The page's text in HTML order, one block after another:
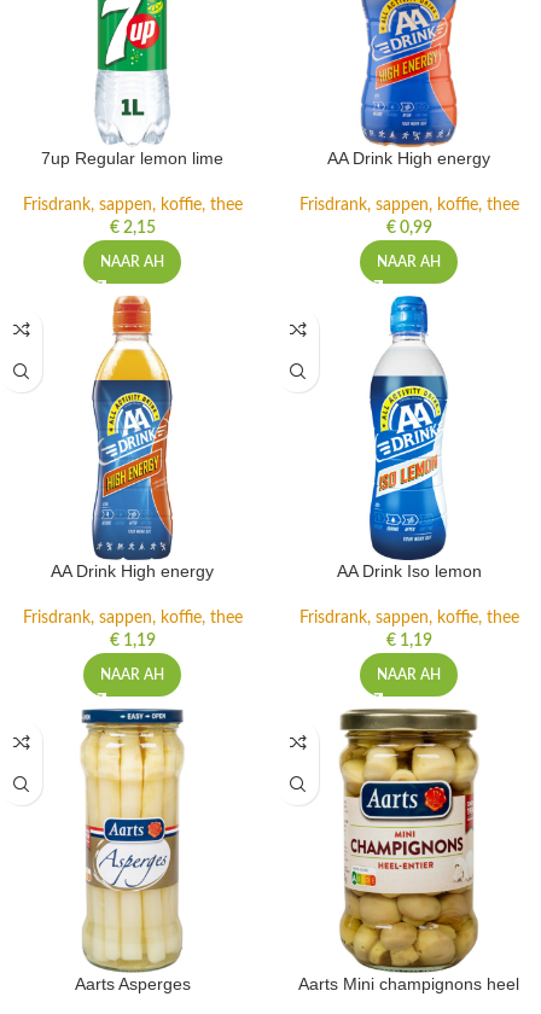
7up Regular lemon lime
Frisdrank, sappen, koffie, thee
€2,15
NAAR AH
AA Drink High energy
Frisdrank, sappen, koffie, thee
€0,99
NAAR AH
AA Drink High energy
Frisdrank, sappen, koffie, thee
€1,19
NAAR AH
AA Drink Iso lemon
Frisdrank, sappen, koffie, thee
€1,19
NAAR AH
Aarts Asperges Aarts Mini champignons heel